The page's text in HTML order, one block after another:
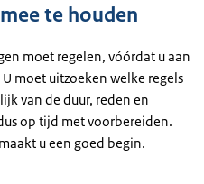
te houden
moet regelen, vóórdat u aan
moet uitzoeken welke regels
van de duur, reden en
op tijd met voorbereiden.
u een goed begin.